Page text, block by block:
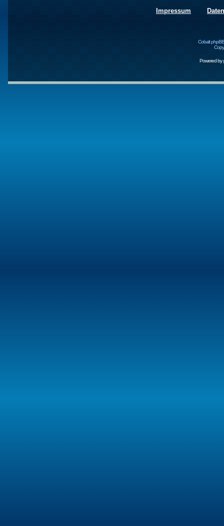
Impressum
Cobalt
Powered by